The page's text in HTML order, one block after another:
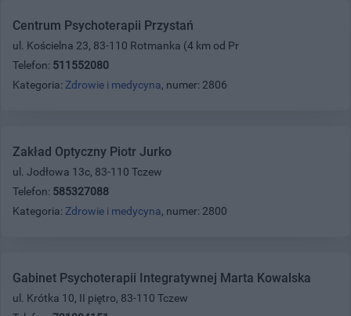
Centrum Psychoterapii Przystań
ul. Kościelna 23, 83-110 Rotmanka (4 km od Pr
Telefon: 511552080
Kategoria: Zdrowie i medycyna, numer: 2806
Zakład Optyczny Piotr Jurko
ul. Jodłowa 13c, 83-110 Tczew
Telefon: 585327088
Kategoria: Zdrowie i medycyna, numer: 2800
Gabinet Psychoterapii Integratywnej Marta Kowalska
ul. Krótka 10, II piętro, 83-110 Tczew